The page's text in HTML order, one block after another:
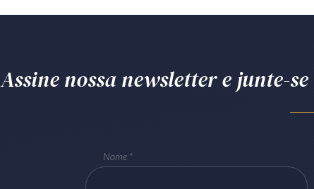
Assine nossa newsletter e junte-
Nome